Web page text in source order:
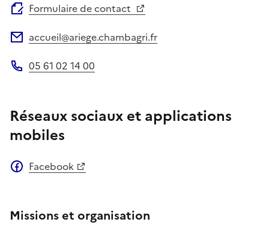
Formulaire de contact
accueil@ariege.chambagri.fr
05 61 02 14 00
Réseaux sociaux et applications
mobiles
Facebook
Missions et organisation